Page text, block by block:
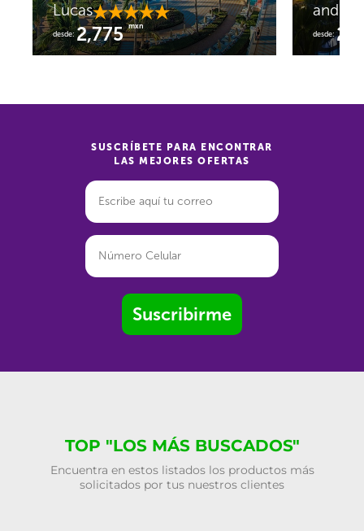
Lucas
desde: 2,775mxn
and
desde:
SUSCRÍBETE PARA ENCONTRAR
LAS MEJORES OFERTAS
Suscribirme
TOP "LOS MÁS BUSCADOS"
Encuentra en estos listados los productos más
solicitados por tus nuestros clientes